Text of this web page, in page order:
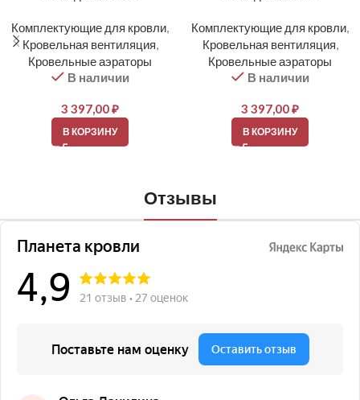
Комплектующие для кровли,
Кровельная вентиляция,
Кровельные аэраторы
В наличии
3 397,00₽
В КОРЗИНУ
Комплектующие для кровли,
Кровельная вентиляция,
Кровельные аэраторы
В наличии
3 397,00₽
В КОРЗИНУ
Отзывы